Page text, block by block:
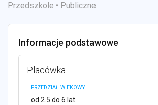
Przedszkole • Publiczne
Informacje podstawowe
Placówka
PRZEDZIAŁ WIEKOWY
od 2.5 do 6 lat